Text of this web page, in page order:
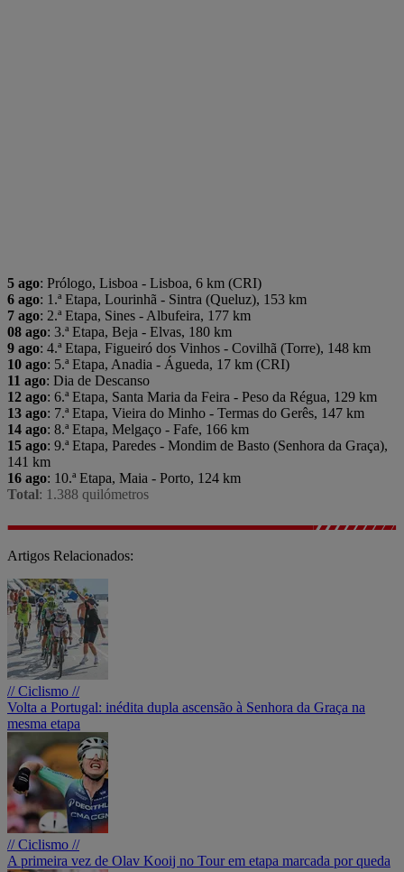
5 ago: Prólogo, Lisboa - Lisboa, 6 km (CRI)
6 ago: 1.ª Etapa, Lourinhã - Sintra (Queluz), 153 km
7 ago: 2.ª Etapa, Sines - Albufeira, 177 km
08 ago: 3.ª Etapa, Beja - Elvas, 180 km
9 ago: 4.ª Etapa, Figueiró dos Vinhos - Covilhã (Torre), 148 km
10 ago: 5.ª Etapa, Anadia - Águeda, 17 km (CRI)
11 ago: Dia de Descanso
12 ago: 6.ª Etapa, Santa Maria da Feira - Peso da Régua, 129 km
13 ago: 7.ª Etapa, Vieira do Minho - Termas do Gerês, 147 km
14 ago: 8.ª Etapa, Melgaço - Fafe, 166 km
15 ago: 9.ª Etapa, Paredes - Mondim de Basto (Senhora da Graça),
141 km
16 ago: 10.ª Etapa, Maia - Porto, 124 km
Total: 1.388 quilómetros
Artigos Relacionados:
// Ciclismo //
Volta a Portugal: inédita dupla ascensão à Senhora da Graça na
mesma etapa
// Ciclismo //
A primeira vez de Olav Kooij no Tour em etapa marcada por queda